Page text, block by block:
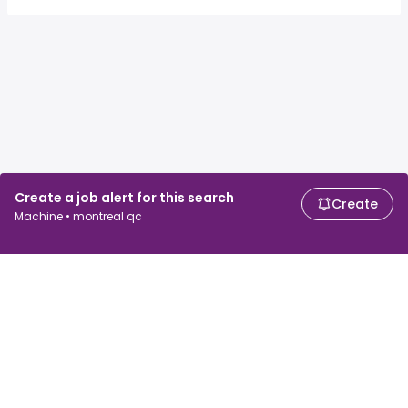
Create a job alert for this search
Machine • montreal qc
Create